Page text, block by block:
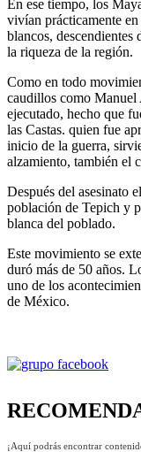
En ese tiempo, los
vivían prácticamente
blancos, descendientes
la riqueza de la región.
Como en todo
caudillos como
ejecutado, hecho que
las Castas. quien fue
inicio de la guerra,
alzamiento, también el
Después del asesinato
población de Tepich y
blanca del poblado.
Este movimiento se
duró más de 50 años.
uno de los
de México.
¡Aquí podrás encontrar